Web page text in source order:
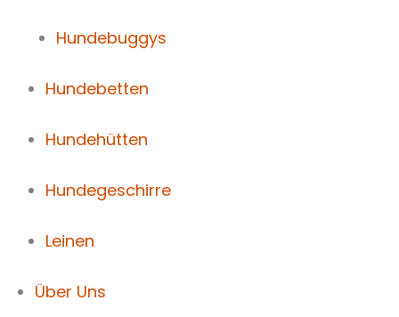
Hundebuggys
Hundebetten
Hundehütten
Hundegeschirre
Leinen
Über Uns